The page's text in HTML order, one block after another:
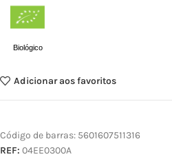
Biológico
Adicionar aos favoritos
Código de barras: 5601607511316
REF: 04EE0300A